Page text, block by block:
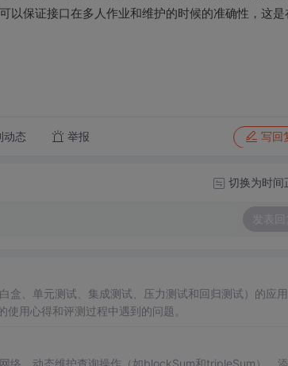
以保证接口在多人作业和维护的时候的准确性，这是
动态 举报 写回
切换为时间
发表回
盒、单元测试、集成测试、压力测试和回归测试）的应
用心得和评测过程中遇到的问题。
络、动态维护查询操作（如blockSum和tripleSum）、